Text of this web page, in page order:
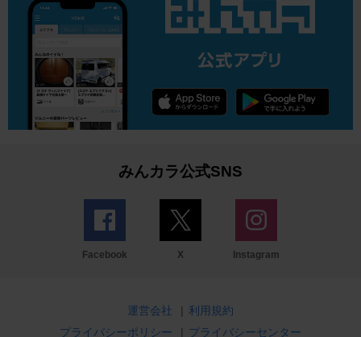
みんカラ公式SNS
Facebook X Instagram
運営会社 | 利用規約
プライバシーポリシー
| プライバシーセンター